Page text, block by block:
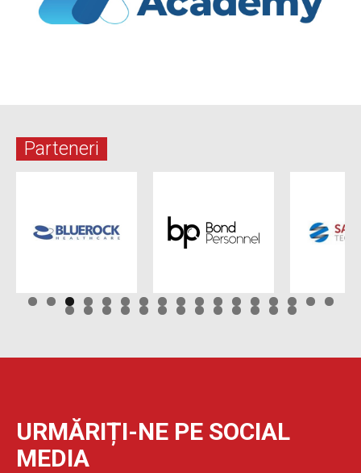
Parteneri
URMĂRIȚI-NE PE SOCIAL
MEDIA